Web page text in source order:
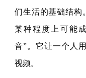
们生活的基础结构
某种程度上可能
音”。它让一个人
视频。